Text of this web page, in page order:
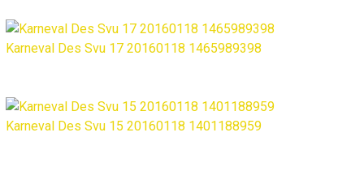
Karneval Des Svu 17 20160118 1465989398
Karneval Des Svu 15 20160118 1401188959